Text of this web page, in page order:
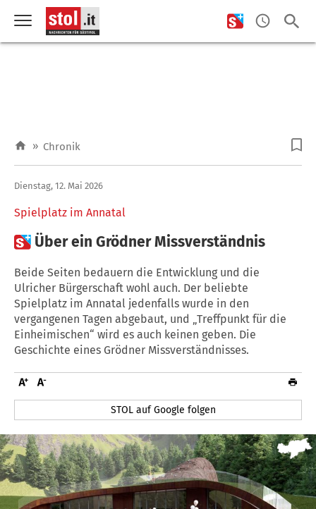
» Chronik
Spielplatz im Annatal
Dienstag, 12. Mai 2026
 Über ein Grödner Missverständnis
Beide Seiten bedauern die Entwicklung und die
Ulricher Bürgerschaft wohl auch. Der beliebte
Spielplatz im Annatal jedenfalls wurde in den
vergangenen Tagen abgebaut, und „Treffpunkt für die
Einheimischen“ wird es auch keinen geben. Die
Geschichte eines Grödner Missverständnisses.
STOL auf Google folgen